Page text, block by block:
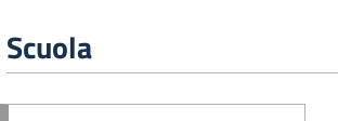
Scuola